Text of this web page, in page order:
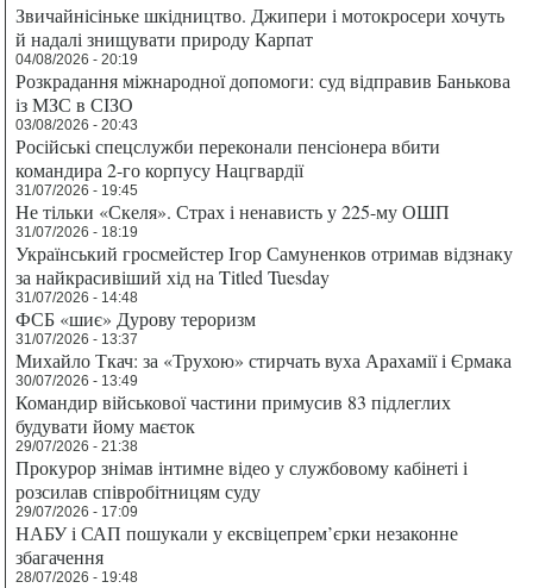
Звичайнісіньке шкідництво. Джипери і мотокросери хочуть
й надалі знищувати природу Карпат
04/08/2026 - 20:19
Розкрадання міжнародної допомоги: суд відправив Банькова
із МЗС в СІЗО
03/08/2026 - 20:43
Російські спецслужби переконали пенсіонера вбити
командира 2-го корпусу Нацгвардії
31/07/2026 - 19:45
Не тільки «Скеля». Страх і ненависть у 225-му ОШП
31/07/2026 - 18:19
Український гросмейстер Ігор Самуненков отримав відзнаку
за найкрасивіший хід на Titled Tuesday
31/07/2026 - 14:48
ФСБ «шиє» Дурову тероризм
31/07/2026 - 13:37
Михайло Ткач: за «Трухою» стирчать вуха Арахамії і Єрмака
30/07/2026 - 13:49
Командир військової частини примусив 83 підлеглих
будувати йому маєток
29/07/2026 - 21:38
Прокурор знімав інтимне відео у службовому кабінеті і
розсилав співробітницям суду
29/07/2026 - 17:09
НАБУ і САП пошукали у ексвіцепрем’єрки незаконне
збагачення
28/07/2026 - 19:48